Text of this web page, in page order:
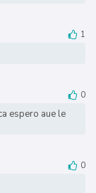
1
0
espero aue le
0